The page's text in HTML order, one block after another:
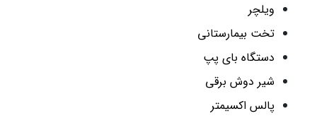
ویلچر
تخت بیمارستانی
دستگاه بای پپ
شیر دوش برقی
پالس اکسیمتر